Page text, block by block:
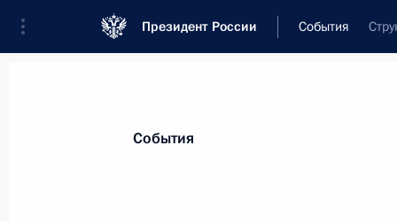
Президент России События
Новости
События